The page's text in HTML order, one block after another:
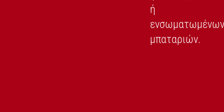
ή
ενσωματωμένων
μπαταριών.